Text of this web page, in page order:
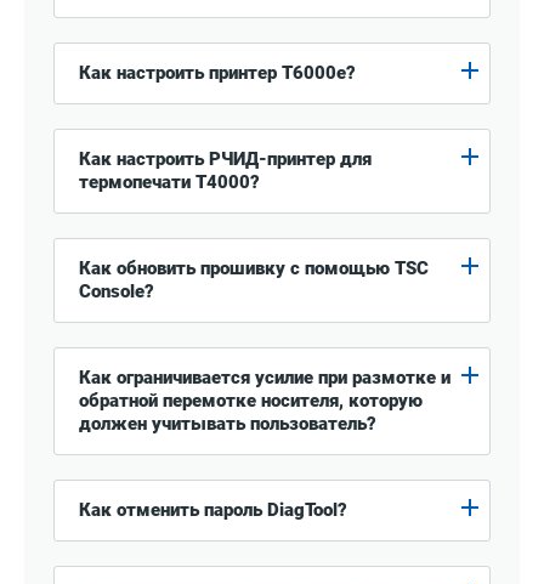
Как настроить принтер T6000e?
Как настроить РЧИД-принтер для
термопечати T4000?
Как обновить прошивку с помощью TSC
Console?
Как ограничивается усилие при размотке и
обратной перемотке носителя, которую
должен учитывать пользователь?
Как отменить пароль DiagTool?